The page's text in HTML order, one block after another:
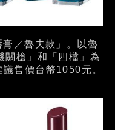
／魯夫款」。以魯
關槍」和「四檔」為
售價台幣1050元。